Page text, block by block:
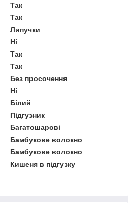
Так
Так
Липучки
Ні
Так
Так
Без просочення
Ні
Білий
Підгузник
Багатошарові
Бамбукове волокно
Бамбукове волокно
Кишеня в підгузку